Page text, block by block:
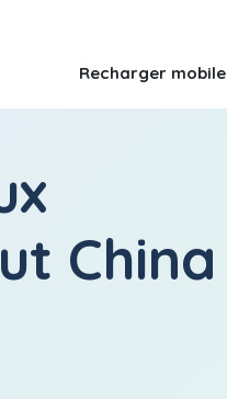
Recharger mobile
China